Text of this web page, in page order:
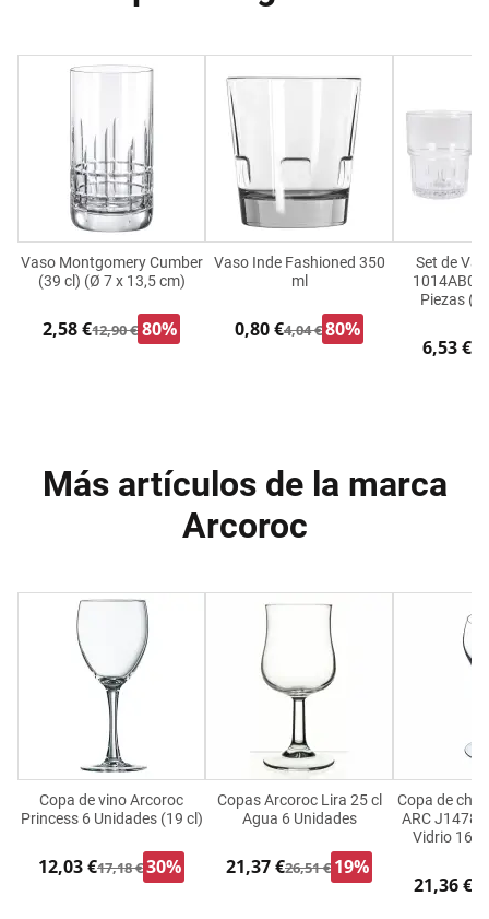
Vaso Montgomery Cumber
(39 cl) (Ø 7 x 13,5 cm)
2,58 €12,90 € 80%
Vaso Inde Fashioned 350
ml
0,80 €4,04 €80%
Set de
Piezas (6
6,53 €
Más artículos de la marca
Arcoroc
Copa de vino Arcoroc
Princess 6 Unidades (19 cl)
12,03 €17,18 €30%
Copas Arcoroc Lira 25 cl
Agua 6 Unidades
21,37 €26,51 € 19%
Copa de
ARC J1478
Vidrio 160
21,36 €